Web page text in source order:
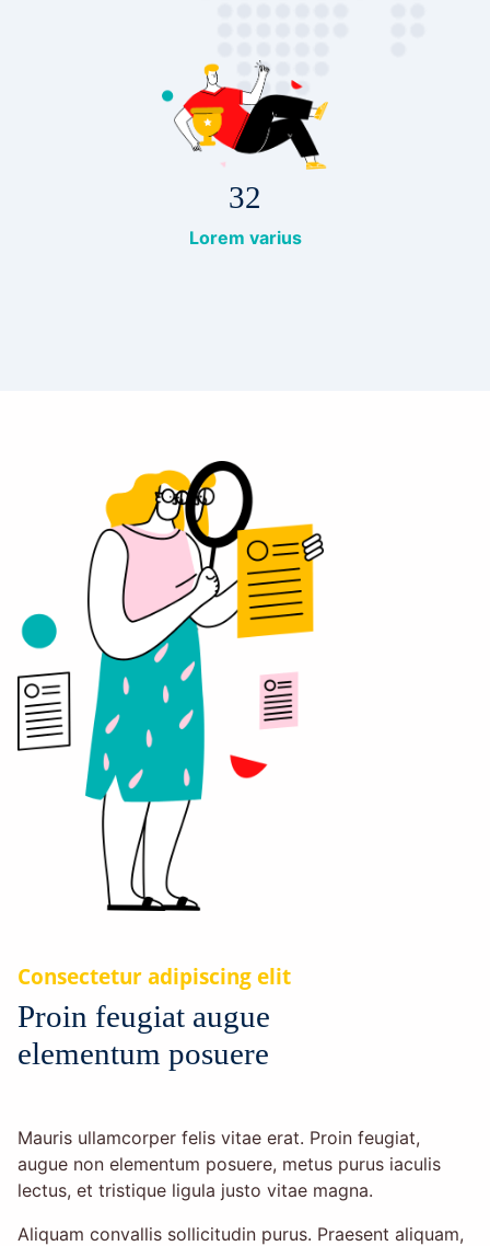
32
Lorem varius
Consectetur adipiscing elit
Proin feugiat augue
elementum posuere
Mauris ullamcorper felis vitae erat. Proin feugiat,
augue non elementum posuere, metus purus iaculis
lectus, et tristique ligula justo vitae magna.
Aliquam convallis sollicitudin purus. Praesent aliquam,